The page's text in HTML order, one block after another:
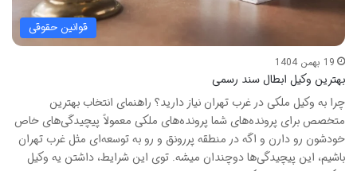
قوانین حقوقی
19 بهمن 1404
بهترین وکیل ابطال سند رسمی
چرا به وکیل ملکی در غرب تهران نیاز دارید؟ راهنمای انتخاب بهترین
متخصص برای پرونده‌های شما پرونده‌های ملکی معمولاً پیچیدگی‌های خاص
خودشون رو دارن و اگه در منطقه پررونق و رو به توسعه‌ای مثل غرب تهران
باشیم، این پیچیدگی‌ها دوچندان میشه. توی این شرایط، داشتن یه وکیل